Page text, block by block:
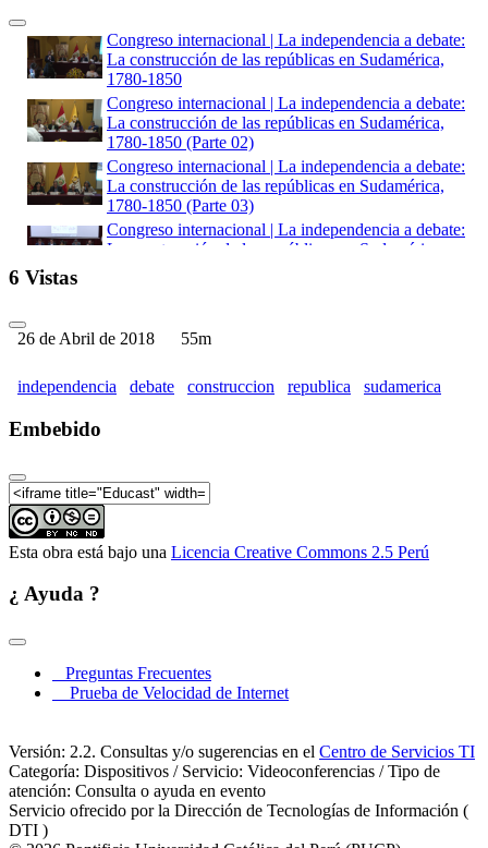
Congreso internacional | La independencia a debate:
La construcción de las repúblicas en Sudamérica,
1780-1850
Congreso internacional | La independencia a debate:
La construcción de las repúblicas en Sudamérica,
1780-1850 (Parte 02)
Congreso internacional | La independencia a debate:
La construcción de las repúblicas en Sudamérica,
1780-1850 (Parte 03)
Congreso internacional | La independencia a debate:
La construcción de las repúblicas en Sudamérica,
1780-1850 (Parte 05)
Repúblicas en Sudamérica, 1780-1850 (Parte 06)
Repúblicas en Sudamérica, 1780-1850 (Parte 08)
La independencia a debate. La construcción de las
La independencia a debate. La construcción de las
Repúblicas en Sudamérica, 1780-1850 (Parte 12)
6 Vistas
26 de Abril de 2018 55m
independencia debate construccion republica sudamerica
Embebido
Esta obra está bajo una Licencia Creative Commons 2.5 Perú
¿ Ayuda ?
Preguntas Frecuentes
Prueba de Velocidad de Internet
Versión: 2.2. Consultas y/o sugerencias en el Centro de Servicios TI
Categoría: Dispositivos / Servicio: Videoconferencias / Tipo de
atención: Consulta o ayuda en evento
Servicio ofrecido por la Dirección de Tecnologías de Información (
DTI )